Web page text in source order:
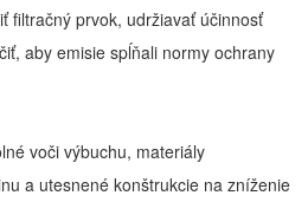
filtračný prvok, udržiavať účinnosť
aby emisie spĺňali normy ochrany
voči výbuchu, materiály
a utesnené konštrukcie na zníženie